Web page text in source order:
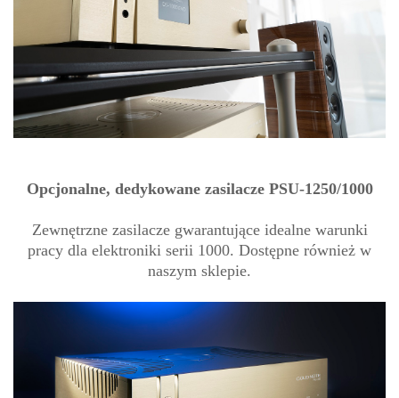
Opcjonalne, dedykowane zasilacze PSU-1250/1000
Zewnętrzne zasilacze gwarantujące idealne warunki
pracy dla elektroniki serii 1000. Dostępne również w
naszym sklepie.